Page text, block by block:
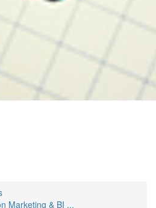
Marketing & BI ...